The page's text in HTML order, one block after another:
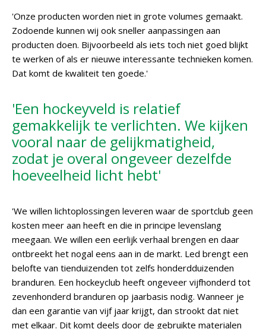
'Onze producten worden niet in grote volumes gemaakt.
Zodoende kunnen wij ook sneller aanpassingen aan
producten doen. Bijvoorbeeld als iets toch niet goed blijkt
te werken of als er nieuwe interessante technieken komen.
Dat komt de kwaliteit ten goede.'
'Een hockeyveld is relatief
gemakkelijk te verlichten. We kijken
vooral naar de gelijkmatigheid,
zodat je overal ongeveer dezelfde
hoeveelheid licht hebt'
'We willen lichtoplossingen leveren waar de sportclub geen
kosten meer aan heeft en die in principe levenslang
meegaan. We willen een eerlijk verhaal brengen en daar
ontbreekt het nogal eens aan in de markt. Led brengt een
belofte van tienduizenden tot zelfs honderdduizenden
branduren. Een hockeyclub heeft ongeveer vijfhonderd tot
zevenhonderd branduren op jaarbasis nodig. Wanneer je
dan een garantie van vijf jaar krijgt, dan strookt dat niet
met elkaar. Dit komt deels door de gebruikte materialen